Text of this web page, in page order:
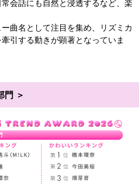
会話にも自然と浸透するなど、楽
曲名として注目を集め、リズミカ
引する動きが顕著となっていま
門